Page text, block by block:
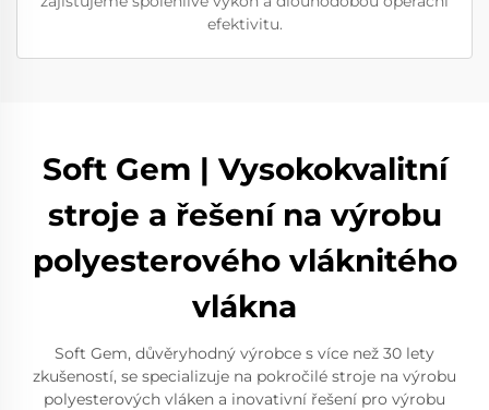
efektivitu.
Soft Gem | Vysokokvalitní
stroje a řešení na výrobu
polyesterového vláknitého
vlákna
Soft Gem, důvěryhodný výrobce s více než 30 lety
zkušeností, se specializuje na pokročilé stroje na výrobu
polyesterových vláken a inovativní řešení pro výrobu